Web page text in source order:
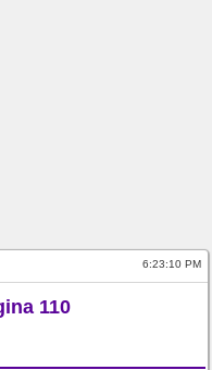
6:23:11 PM
110